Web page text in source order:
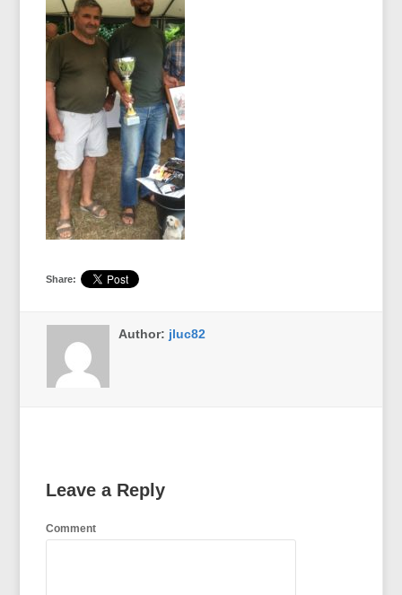
Share:
Author: jluc82
Leave a Reply
Comment